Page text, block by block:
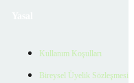
Kullanım Koşulları
Bireysel Üyelik Sözleşmesi